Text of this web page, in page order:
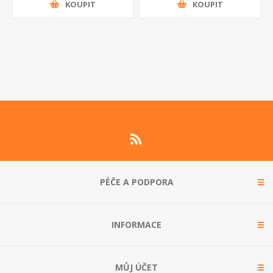
KOUPIT KOUPIT
PÉČE A PODPORA
INFORMACE
MŮJ ÚČET